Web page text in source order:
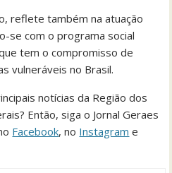
reflete também na atuação
se com o programa social
tem o compromisso de
vulneráveis no Brasil.
notícias da Região dos
Então, siga o Jornal Geraes
Facebook, no Instagram e